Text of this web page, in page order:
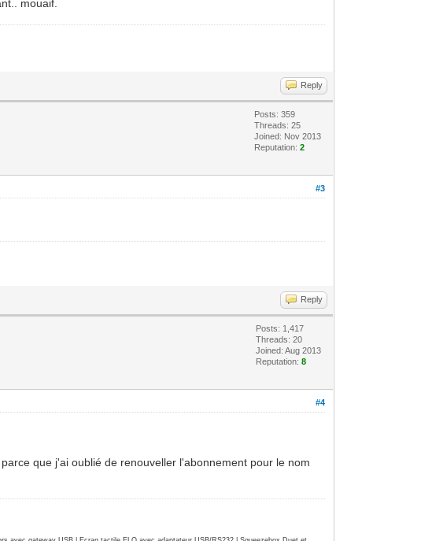
mouaif.
Reply
Posts: 359
Threads: 25
Joined: Nov 2013
Reputation:2
#3
Reply
Posts: 1,417
Threads: 20
Joined: Aug 2013
Reputation:8
#4
que j'ai oublié de renouveller l'abonnement pour le nom